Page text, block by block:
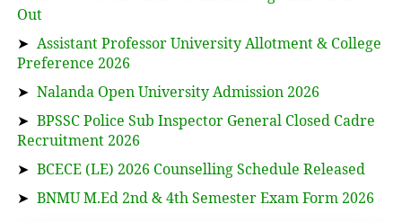
Out
➤ Assistant Professor University Allotment & College
Preference 2026
➤ Nalanda Open University Admission 2026
➤ BPSSC Police Sub Inspector General Closed Cadre
Recruitment 2026
➤ BCECE (LE) 2026 Counselling Schedule Released
➤ BNMU M.Ed 2nd & 4th Semester Exam Form 2026